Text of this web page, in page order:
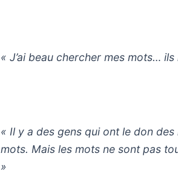
« J’ai beau chercher mes mots…
« Il y a des gens qui ont le don des
mots. Mais les mots ne sont pas
»